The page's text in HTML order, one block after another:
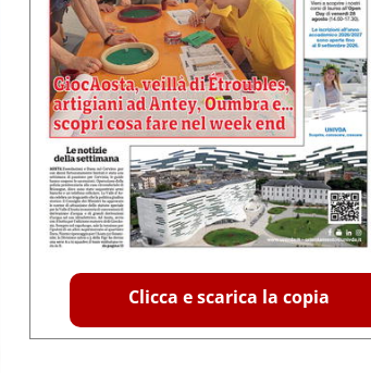
Clicca e scarica la copia